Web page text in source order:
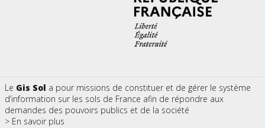
Le Gis Sol a pour missions de constituer et de gérer le système
d’information sur les sols de France afin de répondre aux
demandes des pouvoirs publics et de la société
> En savoir plus